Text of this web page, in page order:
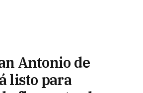
Antonio de
listo para